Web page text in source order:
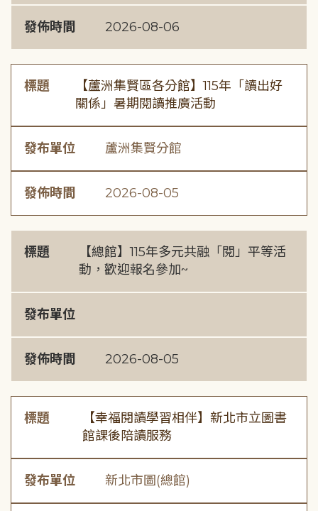
發佈時間 2026-08-06
標題
【蘆洲集賢區各分館】115年「讀出好
關係」暑期閱讀推廣活動
發布單位 蘆洲集賢分館
發佈時間 2026-08-05
標題
【總館】115年多元共融「閱」平等活
動，歡迎報名參加~
發布單位
發佈時間 2026-08-05
標題
【幸福閱讀學習相伴】新北市立圖書
館課後陪讀服務
發布單位 新北市圖(總館)